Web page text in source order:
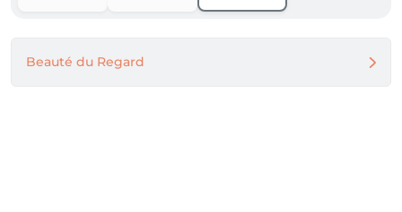
Beauté du Regard